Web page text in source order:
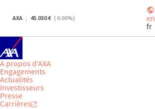
AXA 45.050 ( 0.00%)
en
fr
A propos d'AXA
Engagements
Actualités
Investisseurs
Presse
Carrières